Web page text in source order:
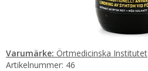
Varumärke: Örtmedicinska Institutet
Artikelnummer: 46